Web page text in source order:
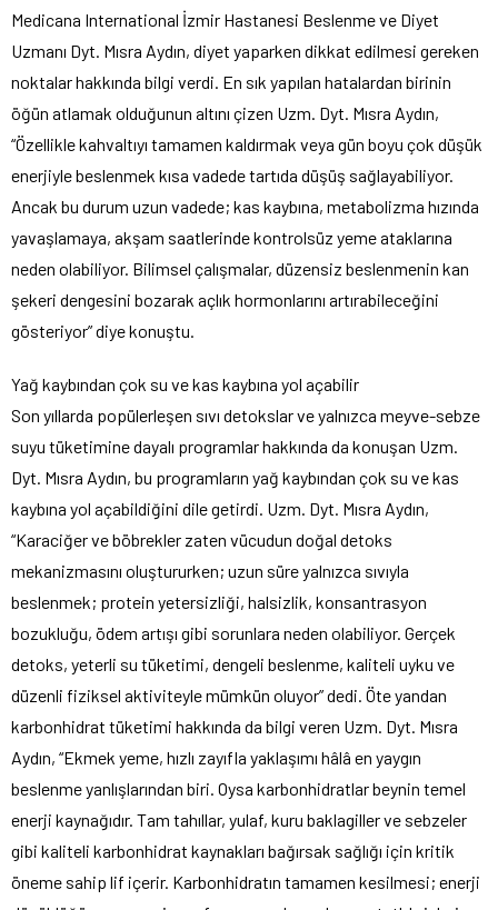
Medicana International İzmir Hastanesi Beslenme ve Diyet
Uzmanı Dyt. Mısra Aydın, diyet yaparken dikkat edilmesi gereken
noktalar hakkında bilgi verdi. En sık yapılan hatalardan birinin
öğün atlamak olduğunun altını çizen Uzm. Dyt. Mısra Aydın,
“Özellikle kahvaltıyı tamamen kaldırmak veya gün boyu çok düşük
enerjiyle beslenmek kısa vadede tartıda düşüş sağlayabiliyor.
Ancak bu durum uzun vadede; kas kaybına, metabolizma hızında
yavaşlamaya, akşam saatlerinde kontrolsüz yeme ataklarına
neden olabiliyor. Bilimsel çalışmalar, düzensiz beslenmenin kan
şekeri dengesini bozarak açlık hormonlarını artırabileceğini
gösteriyor” diye konuştu.
Yağ kaybından çok su ve kas kaybına yol açabilir
Son yıllarda popülerleşen sıvı detokslar ve yalnızca meyve-sebze
suyu tüketimine dayalı programlar hakkında da konuşan Uzm.
Dyt. Mısra Aydın, bu programların yağ kaybından çok su ve kas
kaybına yol açabildiğini dile getirdi. Uzm. Dyt. Mısra Aydın,
“Karaciğer ve böbrekler zaten vücudun doğal detoks
mekanizmasını oluştururken; uzun süre yalnızca sıvıyla
beslenmek; protein yetersizliği, halsizlik, konsantrasyon
bozukluğu, ödem artışı gibi sorunlara neden olabiliyor. Gerçek
detoks, yeterli su tüketimi, dengeli beslenme, kaliteli uyku ve
düzenli fiziksel aktiviteyle mümkün oluyor” dedi. Öte yandan
karbonhidrat tüketimi hakkında da bilgi veren Uzm. Dyt. Mısra
Aydın, “Ekmek yeme, hızlı zayıfla yaklaşımı hâlâ en yaygın
beslenme yanlışlarından biri. Oysa karbonhidratlar beynin temel
enerji kaynağıdır. Tam tahıllar, yulaf, kuru baklagiller ve sebzeler
gibi kaliteli karbonhidrat kaynakları bağırsak sağlığı için kritik
öneme sahip lif içerir. Karbonhidratın tamamen kesilmesi; enerji